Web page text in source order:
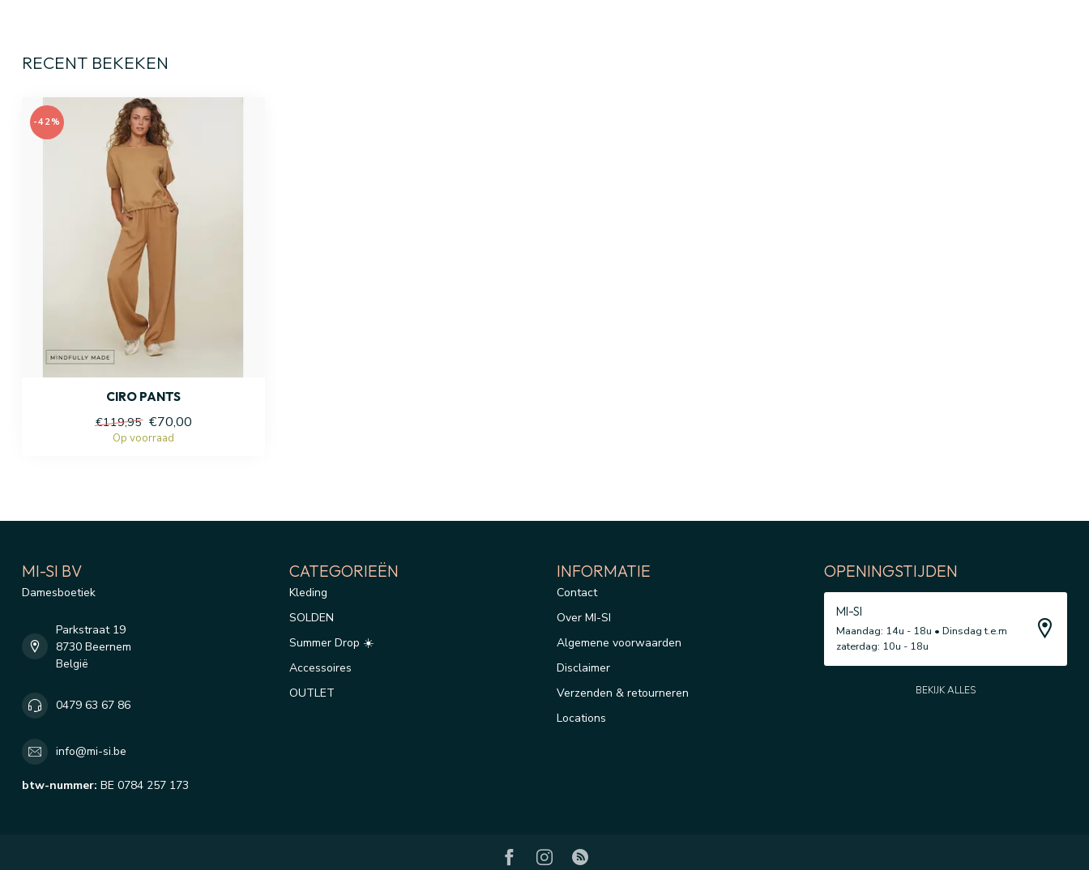
RECENT BEKEKEN
-42%
CIRO PANTS
€119,95 €70,00
Op voorraad
MI-SI BV
Damesboetiek
Parkstraat 19
8730 Beernem
België
0479 63 67 86
info@mi-si.be
btw-nummer: BE 0784 257 173
CATEGORIEËN
Kleding
SOLDEN
Summer Drop ☀️
Accessoires
OUTLET
INFORMATIE
Contact
Over MI-SI
Algemene voorwaarden
Disclaimer
Verzenden & retourneren
Locations
OPENINGSTIJDEN
MI-SI
Maandag: 14u - 18u • Dinsdag t.e.m
zaterdag: 10u - 18u
BEKIJK ALLES